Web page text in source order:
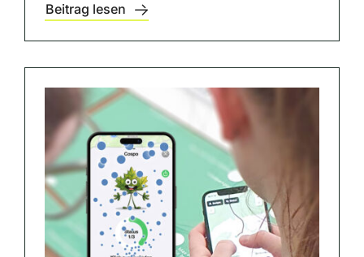
Beitrag lesen